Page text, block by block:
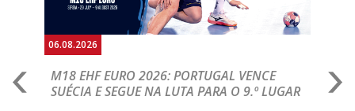
06.08.2026
M18 EHF EURO 2026: PORTUGAL VENCE
SUÉCIA E SEGUE NA LUTA PARA O 9.º LUGAR